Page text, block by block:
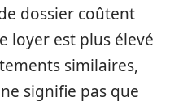
dossier coûtent
loyer est plus élevé
similaires,
signifie pas que